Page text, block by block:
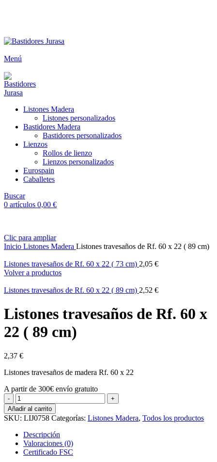
Menú
Listones Madera
Listones personalizados
Bastidores Madera
Bastidores personalizados
Lienzos
Rollos de lienzo
Lienzos personalizados
Eurospain
Caballetes
Buscar
0 artículos 0,00 €
Clic para ampliar
Inicio Listones Madera Listones travesaños de Rf. 60 x 22 ( 89 cm)
Listones travesaños de Rf. 60 x 22 ( 73 cm) 2,05 €
Volver a productos
Listones travesaños de Rf. 60 x 22 ( 89 cm) 2,52 €
Listones travesaños de Rf. 60 x
22 ( 89 cm)
2,37 €
Listones travesaños de madera Rf. 60 x 22
A partir de 300€ envío gratuito
Listones
travesaños
de
Rf.
60
x
22
Añadir al carrito
SKU: LIJ0758 Categorías: Listones Madera, Todos los productos
Descripción
Valoraciones (0)
Certificado FSC